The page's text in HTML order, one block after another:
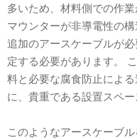
多いため、材料側での作
マウンターが非導電性の
追加のアースケーブルが
定する必要があります。
料と必要な腐食防止によ
に、貴重である設置スペー
このようなアースケーブ